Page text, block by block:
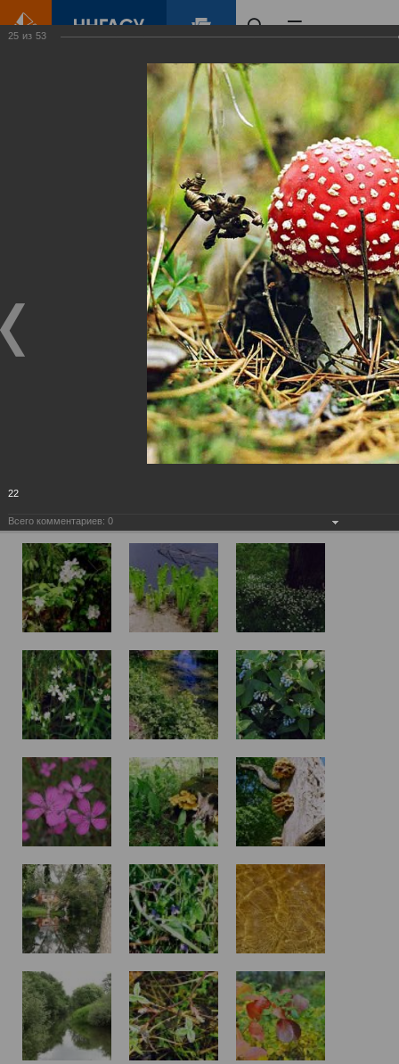
Зеленый Город
Виртуальные
выставки
(фотоальбомы)
25 из 53
22
Всего комментариев: 0